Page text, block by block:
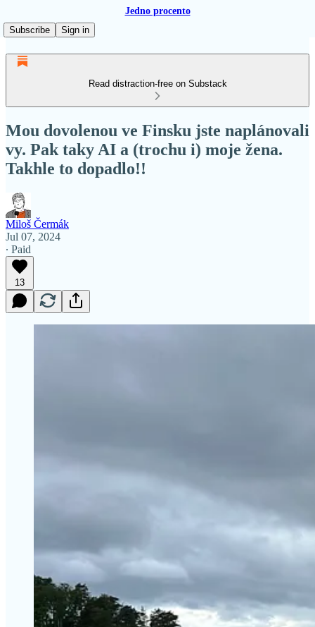
Jedno procento
Subscribe
Sign in
Read distraction-free on Substack
Mou dovolenou ve Finsku jste naplánovali
vy. Pak taky AI a (trochu i) moje žena.
Takhle to dopadlo!!
Miloš Čermák
Jul 07, 2024
∙ Paid
13